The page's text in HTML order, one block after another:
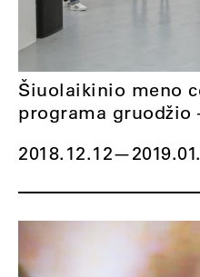
2018.12.12—
Šiuolaikinio meno
programa gruodžio